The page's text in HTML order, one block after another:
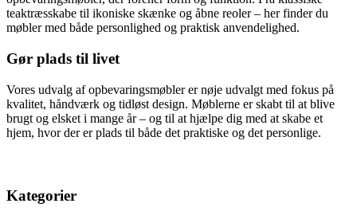
teaktræsskabe til ikoniske skænke og åbne reoler – her finder du
møbler med både personlighed og praktisk anvendelighed.
Gør plads til livet
Vores udvalg af opbevaringsmøbler er nøje udvalgt med fokus på
kvalitet, håndværk og tidløst design. Møblerne er skabt til at blive
brugt og elsket i mange år – og til at hjælpe dig med at skabe et
hjem, hvor der er plads til både det praktiske og det personlige.
Kategorier